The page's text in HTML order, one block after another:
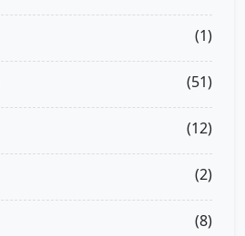
(1)
(51)
(12)
(2)
(8)